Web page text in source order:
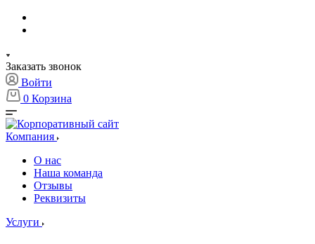
Заказать звонок
Войти
0 Корзина
Компания
О нас
Наша команда
Отзывы
Реквизиты
Услуги